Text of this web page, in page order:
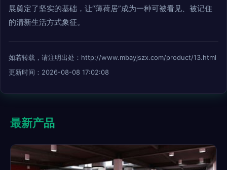
展奠定了坚实的基础，让“薄荷居”成为一种可被看见、被记住
的清新生活方式象征。
如若转载，请注明出处：http://www.mbayjszx.com/product/13.html
更新时间：2026-08-08 17:02:08
最新产品